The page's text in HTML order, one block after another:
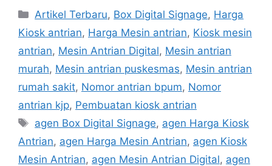
Categories
Artikel Terbaru, Box Digital Signage, Harga
Kiosk antrian, Harga Mesin antrian, Kiosk mesin
antrian, Mesin Antrian Digital, Mesin antrian
murah, Mesin antrian puskesmas, Mesin antrian
rumah sakit, Nomor antrian bpum, Nomor
antrian kjp, Pembuatan kiosk antrian
Tags
agen Box Digital Signage, agen Harga Kiosk
Antrian, agen Harga Mesin Antrian, agen Kiosk
Mesin Antrian, agen Mesin Antrian Digital, agen